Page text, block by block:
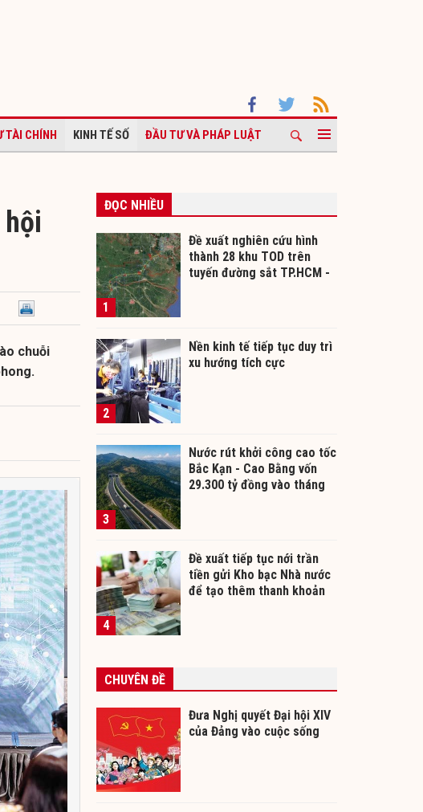
TÀI CHÍNH KINH TẾ SỐ ĐẦU TƯ VÀ PHÁP LUẬT
chuỗi
ĐỌC NHIỀU
1
Đề xuất nghiên cứu hình
thành 28 khu TOD trên
tuyến đường sắt TP.HCM -
2
Nền kinh tế tiếp tục duy trì
xu hướng tích cực
3
Nước rút khởi công cao tốc
Bắc Kạn - Cao Bằng vốn
29.300 tỷ đồng vào tháng
4
Đề xuất tiếp tục nới trần
tiền gửi Kho bạc Nhà nước
để tạo thêm thanh khoản
CHUYÊN ĐỀ
Đưa Nghị quyết Đại hội XIV
của Đảng vào cuộc sống